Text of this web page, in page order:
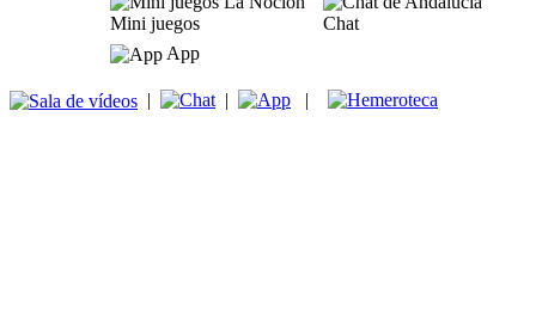
Mini juegos
Chat
App
| | |